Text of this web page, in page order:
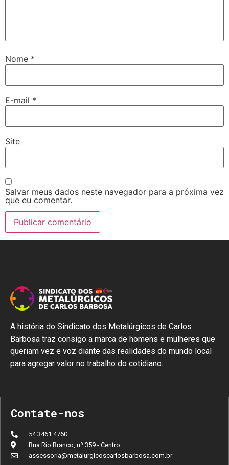
Nome *
E-mail *
Site
Salvar meus dados neste navegador para a próxima vez
que eu comentar.
A história do Sindicato dos Metalúrgicos de Carlos
Barbosa traz consigo a marca de homens e mulheres que
queriam vez e voz diante das realidades do mundo local
para agregar valor no trabalho do cotidiano.
Contate-nos
54 3461 4760
Rua Rio Branco, nº 359 - Centro
assessoria@metalurgicoscarlosbarbosa.com.br